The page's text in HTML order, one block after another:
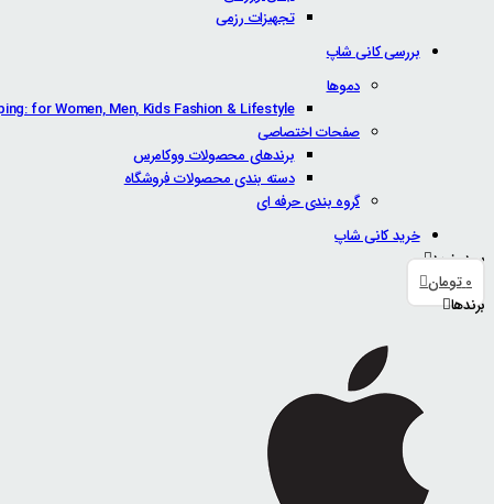
تجهیزات رزمی
بررسی کانی شاپ
دموها
for Women, Men, Kids Fashion & Lifestyle
صفحات اختصاصی
برندهای محصولات ووکامرس
دسته بندی محصولات فروشگاه
گروه بندی حرفه ای
خرید کانی شاپ
سبد خرید
0تومان
برندها